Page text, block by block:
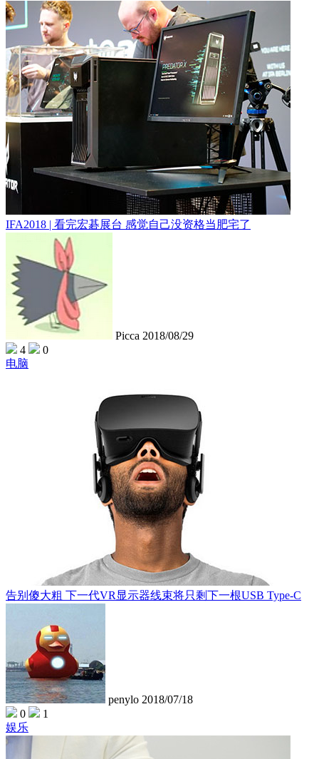
IFA2018 | 看完宏碁展台 感觉自己没资格当肥宅了
Picca 2018/08/29
4
0
电脑
告别傻大粗 下一代VR显示器线束将只剩下一根USB Type-C
penylo 2018/07/18
0
1
娱乐